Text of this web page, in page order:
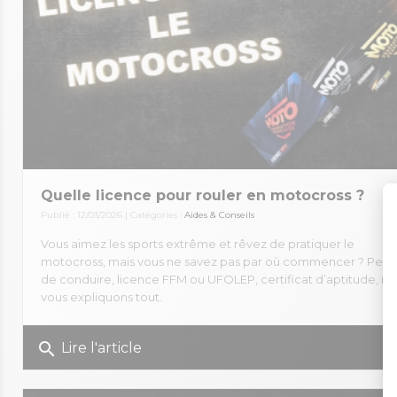
Quelle licence pour rouler en motocross ?
Publié : 12/03/2026 | Catégories : Aides & Conseils
Vous aimez les sports extrême et rêvez de pratiquer le
motocross, mais vous ne savez pas par où commencer ?
de conduire, licence FFM ou UFOLEP, certificat d’aptitude,
vous expliquons tout.
search Lire l'article